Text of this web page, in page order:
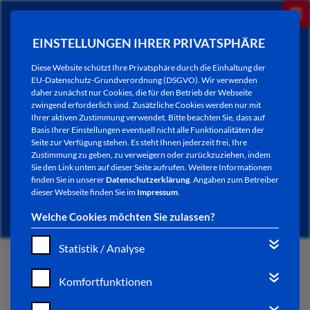
EINSTELLUNGEN IHRER PRIVATSPHÄRE
Diese Website schützt Ihre Privatsphäre durch die Einhaltung der
EU-Datenschutz-Grundverordnung (DSGVO). Wir verwenden
daher zunächst nur Cookies, die für den Betrieb der Webseite
zwingend erforderlich sind. Zusätzliche Cookies werden nur mit
Ihrer aktiven Zustimmung verwendet. Bitte beachten Sie, dass auf
Basis Ihrer Einstellungen eventuell nicht alle Funktionalitäten der
Seite zur Verfügung stehen. Es steht Ihnen jederzeit frei, Ihre
Zustimmung zu geben, zu verweigern oder zurückzuziehen, indem
Sie den Link unten auf dieser Seite aufrufen. Weitere Informationen
finden Sie in unsererDatenschutzerklärung. Angaben zum Betreiber
dieser Webseite finden Sie im Impressum.
Welche Cookies möchten Sie zulassen?
Statistik / Analyse
Komfortfunktionen
NEWSLETTER / CITY LETTER
START